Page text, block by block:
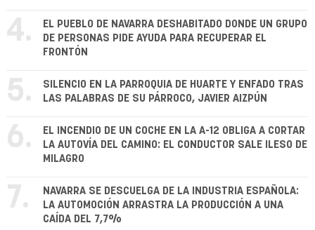
4.
EL PUEBLO DE NAVARRA DESHABITADO DONDE UN GRUPO
DE PERSONAS PIDE AYUDA PARA RECUPERAR EL
FRONTÓN
5.
SILENCIO EN LA PARROQUIA DE HUARTE Y ENFADO TRAS
LAS PALABRAS DE SU PÁRROCO, JAVIER AIZPÚN
6.
EL INCENDIO DE UN COCHE EN LA A-12 OBLIGA A CORTAR
LA AUTOVÍA DEL CAMINO: EL CONDUCTOR SALE ILESO DE
MILAGRO
7.
NAVARRA SE DESCUELGA DE LA INDUSTRIA ESPAÑOLA:
LA AUTOMOCIÓN ARRASTRA LA PRODUCCIÓN A UNA
CAÍDA DEL 7,7%